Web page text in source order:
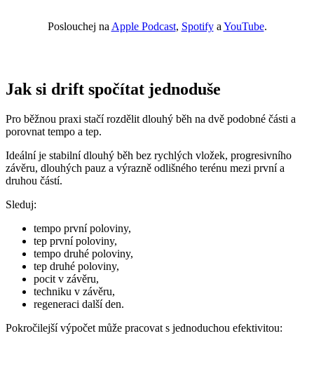
Poslouchej na Apple Podcast, Spotifya YouTube.
Jak si drift spočítat jednoduše
Pro běžnou praxi stačí rozdělit dlouhý běh na dvě podobné části a
porovnat tempo a tep.
Ideální je stabilní dlouhý běh bez rychlých vložek, progresivního
závěru, dlouhých pauz a výrazně odlišného terénu mezi první a
druhou částí.
Sleduj:
tempo první poloviny,
tep první poloviny,
tempo druhé poloviny,
tep druhé poloviny,
pocit v závěru,
techniku v závěru,
regeneraci další den.
Pokročilejší výpočet může pracovat s jednoduchou efektivitou: